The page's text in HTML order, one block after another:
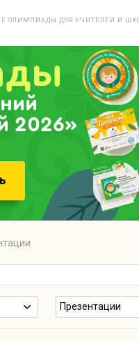
ОЛИМПИАДЫ ДЛЯ УЧИТЕЛЕЙ И
2026»
Презентации